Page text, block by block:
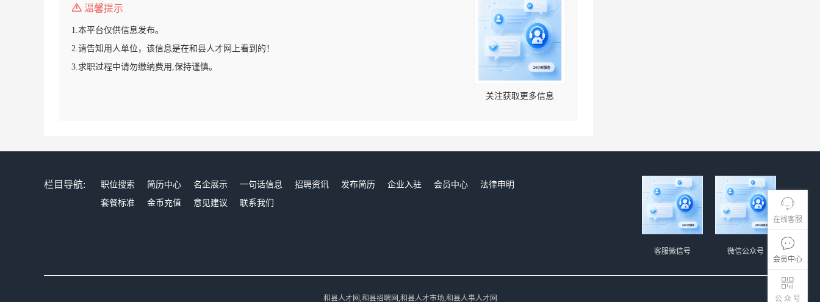
在线客服
会员中心
公 众 号
温馨提示
1.本平台仅供信息发布。
2.请告知用人单位，该信息是在和县人才网上看到的！
3.求职过程中请勿缴纳费用,保持谨慎。
关注获取更多信息
栏目导航: 职位搜索 简历中心 名企展示 一句话信息 招聘资讯 发布简历 企业入驻 会员中心
法律申明
套餐标准
金币充值 意见建议 联系我们
微信公众号
客服微信号
和县人才网,和县招聘网,和县人才市场,和县人事人才网